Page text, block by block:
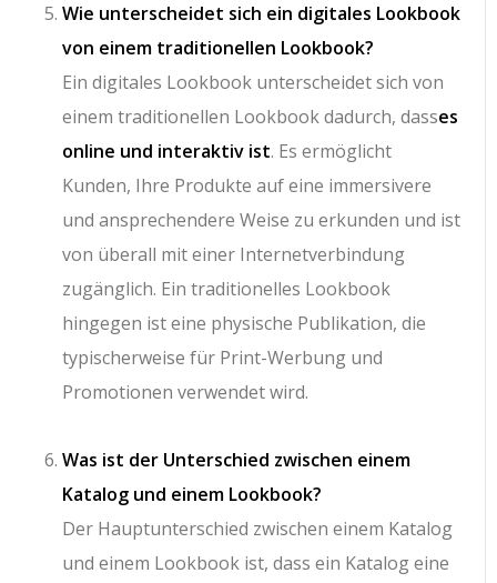
Wie unterscheidet sich ein digitales Lookbook
von einem traditionellen Lookbook?
Ein digitales Lookbook unterscheidet sich von
einem traditionellen Lookbook dadurch, dasses
online und interaktiv ist. Es ermöglicht
Kunden, Ihre Produkte auf eine immersivere
und ansprechendere Weise zu erkunden und ist
von überall mit einer Internetverbindung
zugänglich. Ein traditionelles Lookbook
hingegen ist eine physische Publikation, die
typischerweise für Print-Werbung und
Promotionen verwendet wird.
Was ist der Unterschied zwischen einem
Katalog und einem Lookbook?
Der Hauptunterschied zwischen einem Katalog
und einem Lookbook ist, dass ein Katalog eine